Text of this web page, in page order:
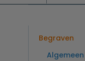
Exclusieve
Begraven